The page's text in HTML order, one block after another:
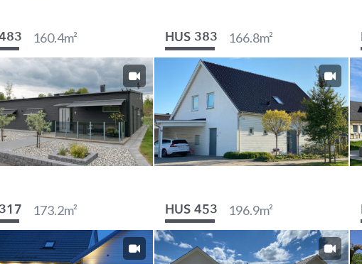
160.4m² HUS 383 166.8m²
173.2m² HUS 453 196.9m²